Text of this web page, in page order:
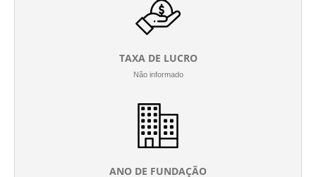
TAXA DE LUCRO
Não informado
ANO DE FUNDAÇÃO